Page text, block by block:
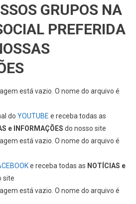
GRUPOS NA
PREFERIDA
do YOUTUBE e receba todas as
e INFORMAÇÕES do nosso site
e receba todas as NOTÍCIAS e
site